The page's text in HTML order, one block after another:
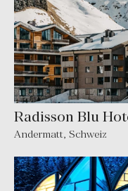
Radisson Blu
Andermatt, Schweiz